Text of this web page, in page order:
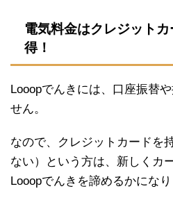
電気料金はクレジット
得！
Looopでんきには、口座振替
せん。
なので、クレジットカードを
ない）という方は、新しくカ
Looopでんきを諦めるかになり